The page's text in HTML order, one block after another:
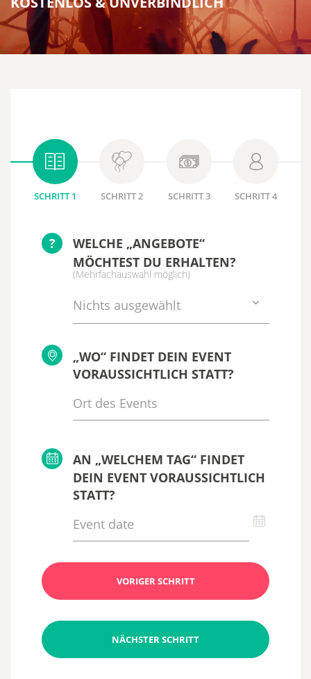
SCHRITT 1 SCHRITT 2 SCHRITT 3 SCHRITT 4
?
WELCHE „ANGEBOTE“
MÖCHTEST DU ERHALTEN?
(Mehrfachauswahl möglich)
Nichts ausgewählt
„WO“ FINDET DEIN EVENT
VORAUSSICHTLICH STATT?
AN „WELCHEM TAG“ FINDET
DEIN EVENT VORAUSSICHTLICH
STATT?
VORIGER SCHRITT
NÄCHSTER SCHRITT